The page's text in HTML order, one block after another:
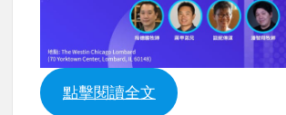
點擊閱讀全文